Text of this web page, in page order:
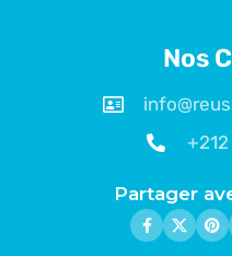
Nos
Partager